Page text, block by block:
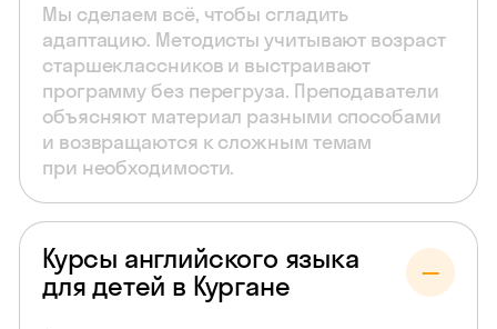
Мы сделаем всё, чтобы сгладить
адаптацию. Методисты учитывают возраст
старшеклассников и выстраивают
программу без перегруза. Преподаватели
объясняют материал разными способами
и возвращаются к сложным темам
при необходимости.
Курсы английского языка
для детей в Кургане